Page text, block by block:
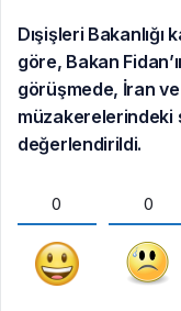
Dışişleri
göre, Bakan
görüşmede, İran
müzakerelerindeki
değerlendirildi.
0 0